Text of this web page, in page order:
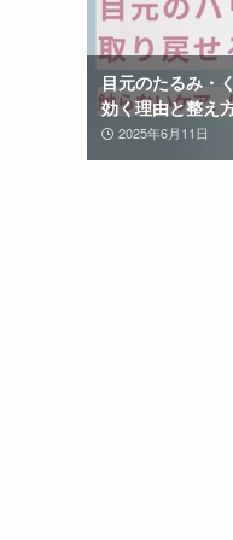
目元のたるみ・
効く理由と整え
2025年6月11日